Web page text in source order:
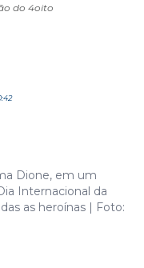
do 4oito
Dione, em um
Internacional da
as heroínas | Foto: